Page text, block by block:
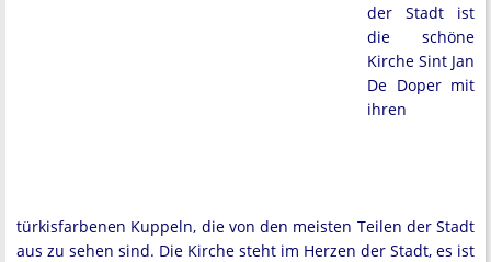
der Stadt ist
die schöne
Kirche Sint Jan
De Doper mit
ihren
türkisfarbenen Kuppeln, die von den meisten Teilen der Stadt
aus zu sehen sind. Die Kirche steht im Herzen der Stadt, es ist